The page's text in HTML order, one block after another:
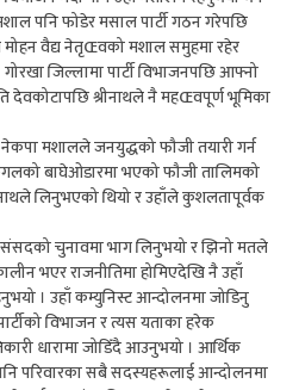
पनि फोडेर मसाल पार्टी गठन गरेपछि
मोहन वैद्य नेतृŒवको मशाल समुहमा रहेर
गोरखा जिल्लामा पार्टी विभाजनपछि आफ्नो
देवकोटापछि श्रीनाथले नै महŒवपूर्ण भूमिका
मशालले जनयुद्धको फौजी तयारी गर्न
बाघेओडारमा भएको फौजी तालिमको
लिनुभएको थियो र उहाँले कुशलतापूर्वक
संसदको चुनावमा भाग लिनुभयो र झिनो मतले
भएर राजनीतिमा होमिएदेखि नै उहाँ
। उहाँ कम्युनिस्ट आन्दोलनमा जोडिनु
विभाजन र त्यस यताका हरेक
धारामा जोडिँदै आउनुभयो । आर्थिक
परिवारका सबै सदस्यहरूलाई आन्दोलनमा